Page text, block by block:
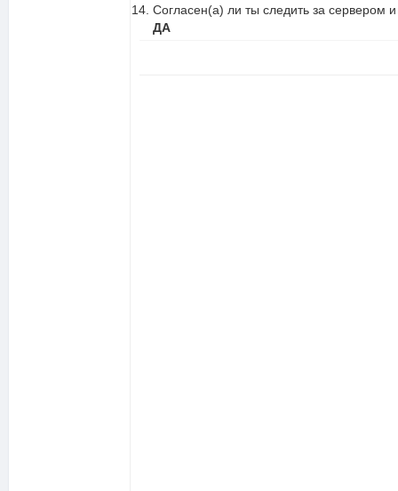
Согласен(а) ли ты следить за сервером
ДА